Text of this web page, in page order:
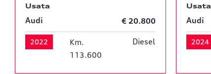
Usata
Audi € 20.800
2022
Km.
113.600
Diesel
Usata
Audi
2024